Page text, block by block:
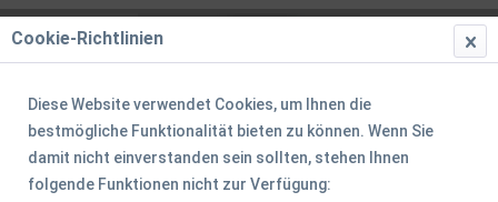
Cookie-Richtlinien
Diese Website verwendet Cookies, um Ihnen die
bestmögliche Funktionalität bieten zu können. Wenn Sie
damit nicht einverstanden sein sollten, stehen Ihnen
folgende Funktionen nicht zur Verfügung: